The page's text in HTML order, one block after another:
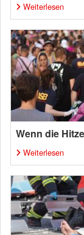
Weiterlesen
Wenn die
Weiterlesen